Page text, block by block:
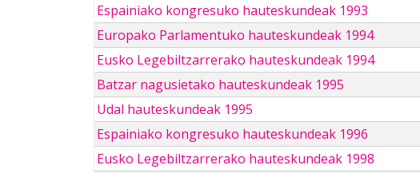
Espainiako kongresuko hauteskundeak 1993
Europako Parlamentuko hauteskundeak 1994
Eusko Legebiltzarrerako hauteskundeak 1994
Batzar nagusietako hauteskundeak 1995
Udal hauteskundeak 1995
Espainiako kongresuko hauteskundeak 1996
Eusko Legebiltzarrerako hauteskundeak 1998